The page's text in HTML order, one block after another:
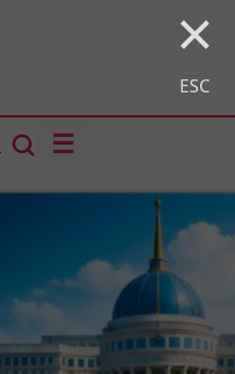
×
ESC
☰